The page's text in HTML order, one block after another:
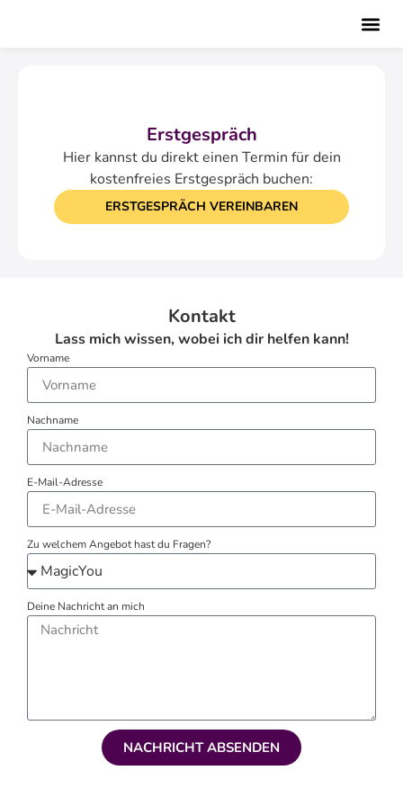
Erstgespräch
Hier kannst du direkt einen Termin für dein
kostenfreies Erstgespräch buchen:
ERSTGESPRÄCH VEREINBAREN
Kontakt
Lass mich wissen, wobei ich dir helfen kann!
Vorname
Nachname
E-Mail-Adresse
Zu welchem Angebot hast du Fragen?
Deine Nachricht an mich
NACHRICHT ABSENDEN